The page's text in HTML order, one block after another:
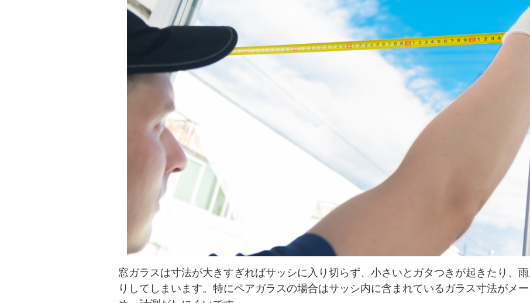
窓ガラスは寸法が大きすぎればサッシに入り切らず、小さいとガタつきが起きたり、
りしてしまいます。特にペアガラスの場合はサッシ内に含まれているガラス寸法がメ